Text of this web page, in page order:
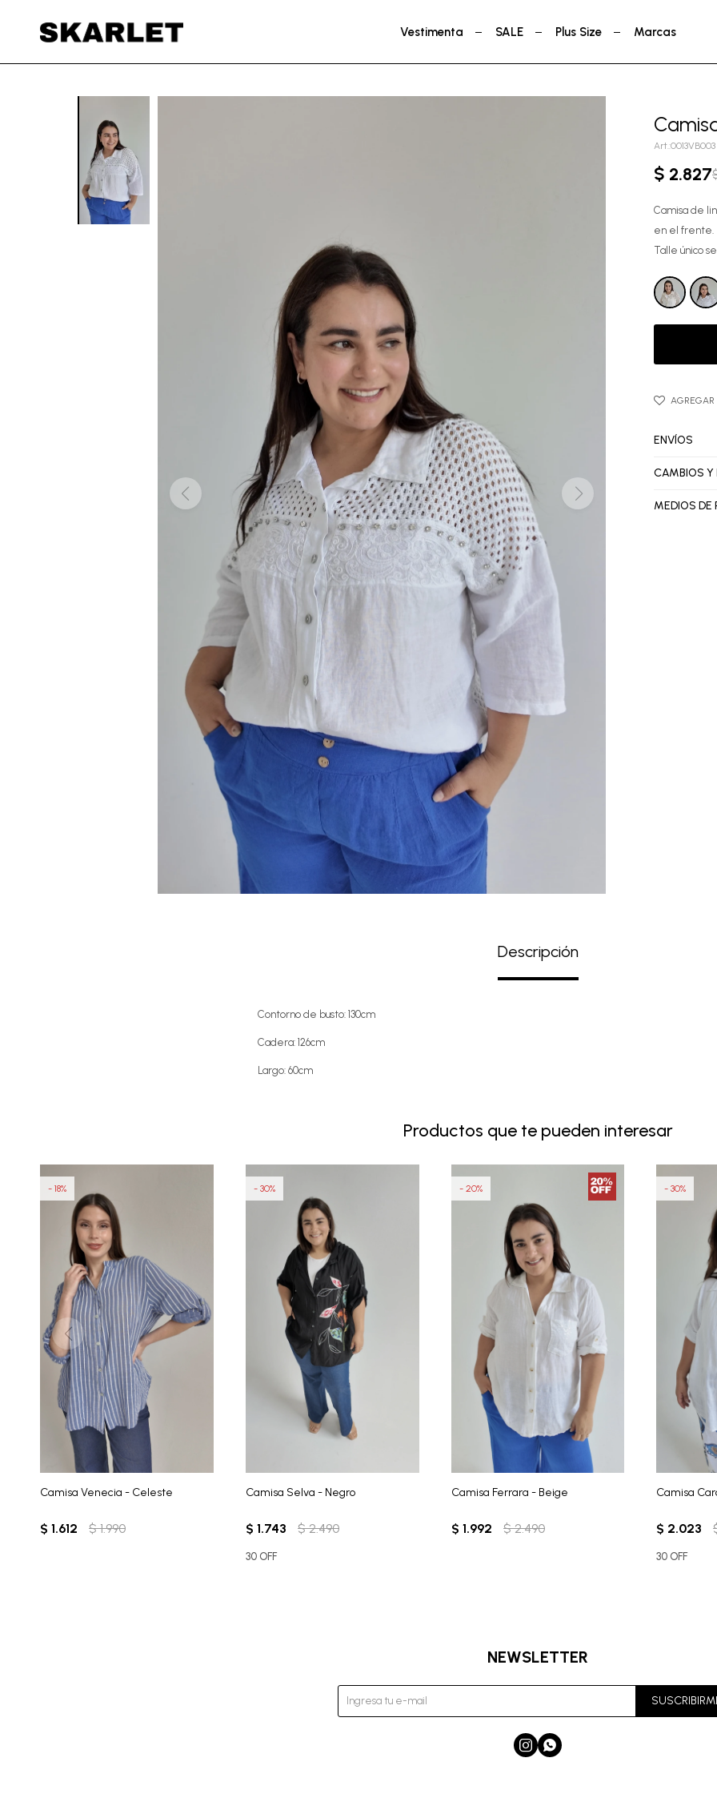
Vestimenta SALE Plus Size Marcas
0013VB003
$ 2.827
Camisa de
en el frente.
Talle único
ENVÍOS
CAMBIOS Y
MEDIOS DE
Descripción
Contorno de busto: 130cm
Cadera: 126cm
Largo: 60cm
Productos que te pueden interesar
Camisa Venecia - Celeste
$ 1.612 $ 1.990
18
Camisa Selva - Negro
$ 1.743 $ 2.490
30
30 OFF
Camisa Ferrara - Beige
$ 1.992 $ 2.490
20
Camisa
$ 2.023
30
30 OFF
NEWSLETTER
 